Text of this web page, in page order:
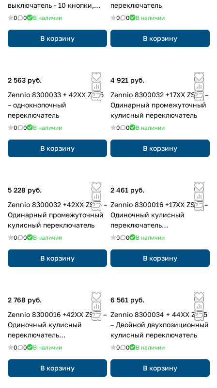
выключатель - 10 кнопки,
цвет: белый, оттенок:
0 0 В наличии
В корзину
переключатель
0 0 В наличии
В корзину
2 563 руб.
Zennio 8300033 + 42XX ZS55
– однокнопочный
переключатель
0 0 В наличии
В корзину
4 921 руб.
Zennio 8300032 +17XX ZS55 –
Одинарный промежуточный
кулисный переключатель
0 0 В наличии
В корзину
5 228 руб.
Zennio 8300032 +42XX ZS55 –
Одинарный промежуточный
кулисный переключатель
0 0 В наличии
В корзину
2 461 руб.
Zennio 8300016 +17XX ZS55 –
Одиночный кулисный
переключатель
одностороннего действия
0 0 В наличии
В корзину
2 768 руб.
Zennio 8300016 +42XX ZS55 –
Одиночный кулисный
переключатель
одностороннего действия
0 0 В наличии
В корзину
6 561 руб.
Zennio 8300034 + 44XX ZS55
– Двойной двухпозиционный
кулисный переключатель
0 0 В наличии
В корзину